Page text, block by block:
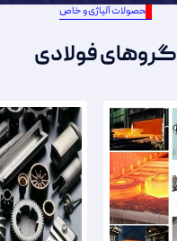
محصولات آلیاژی و خاص
گروهای فولادی